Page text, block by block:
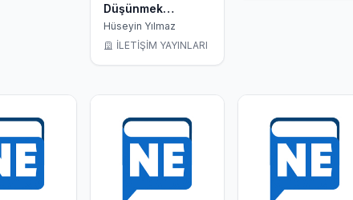
Düşünmek
Osmanlı Siyaset
Düşüncesinde
Hüseyin Yılmaz
İLETİŞİM YAYINLARI